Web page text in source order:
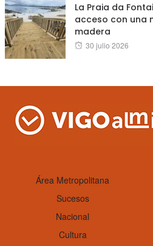
La Praia da
acceso con una
madera
Posted
30 julio 2026
Área Metropolitana
Sucesos
Nacional
Cultura